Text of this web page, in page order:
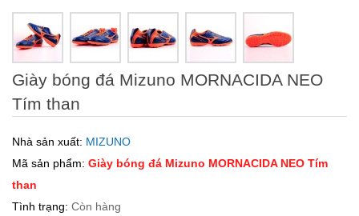
Giày bóng đá Mizuno MORNACIDA NEO
Tím than
Nhà sản xuất: MIZUNO
Mã sản phẩm: Giày bóng đá Mizuno MORNACIDA NEO Tím
than
Tình trạng: Còn hàng